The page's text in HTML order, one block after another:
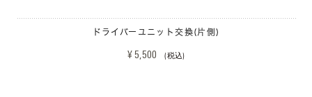
ドライバーユニット交換(片側)
¥ 5,500 (税込)